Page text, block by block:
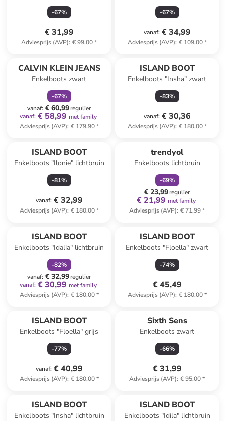
-67%
€ 31,99
Adviesprijs (AVP): € 99,00*
-67%
vanaf: € 34,99
Adviesprijs (AVP): € 109,00*
CALVIN KLEIN JEANS
Enkelboots zwart
-67%
vanaf: € 60,99regulier
vanaf: € 58,99 met family
Adviesprijs (AVP): € 179,90*
ISLAND BOOT
Enkelboots "Insha" zwart
-83%
vanaf: € 30,36
Adviesprijs (AVP): € 180,00*
ISLAND BOOT
Enkelboots "Ilonie" lichtbruin
-81%
vanaf: € 32,99
Adviesprijs (AVP): € 180,00*
trendyol
Enkelboots lichtbruin
-69%
€ 23,99regulier
€ 21,99 met family
Adviesprijs (AVP): € 71,99*
ISLAND BOOT
Enkelboots "Idalia" lichtbruin
-82%
vanaf: € 32,99regulier
vanaf: € 30,99 met family
Adviesprijs (AVP): € 180,00*
ISLAND BOOT
Enkelboots "Floella" zwart
-74%
€ 45,49
Adviesprijs (AVP): € 180,00*
ISLAND BOOT
Enkelboots "Floella" grijs
-77%
vanaf: € 40,99
Adviesprijs (AVP): € 180,00*
Sixth Sens
Enkelboots zwart
-66%
€ 31,99
Adviesprijs (AVP): € 95,00*
ISLAND BOOT
Enkelboots "Insha" lichtbruin
ISLAND BOOT
Enkelboots "Idila" lichtbruin